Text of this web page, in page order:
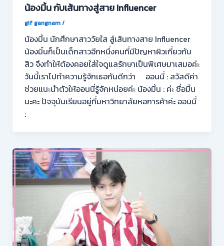
น้องมิ้น กับเส้นทางสู่สาย Influencer
gif gangnam/
น้องมิ้น นักศึกษาสาววัยใส สู่เส้นทางสาย Influencer
น้องมิ้นก็เป็นเด็กสาวอีกหนึ่งคนที่มีปัญหาผิวเกี่ยวกับ
สิว จึงทำให้ต้องคอยใส่ใจดูแลรักษาเป็นพิเศษมาเสมอค่ะ
วันนี้เราไปทำความรู้จักเธอกันดีกว่า ออนนี่ : สวัสดีค่า
ช่วยแนะนำตัวให้ออนนี่รู้จักหน่อยค่ะ น้องมิ้น : ค่ะ ชื่อมิ้น
นะคะ ปัจจุบันเรียนอยู่ที่มหาวิทยาลัยหอการค้าค่ะ ออนนี่
: